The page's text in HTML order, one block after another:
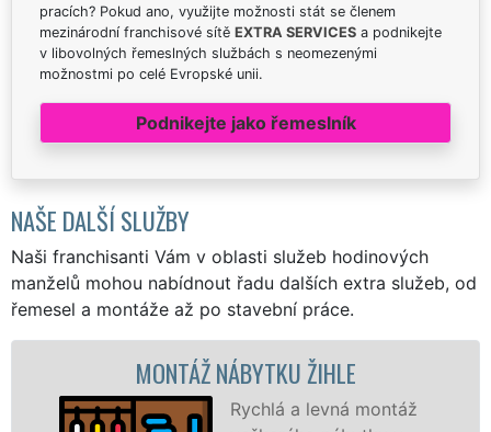
pracích? Pokud ano, využijte možnosti stát se členem
mezinárodní franchisové sítě EXTRA SERVICES a podnikejte
v libovolných řemeslných službách s neomezenými
možnostmi po celé Evropské unii.
Podnikejte jako řemeslník
NAŠE DALŠÍ SLUŽBY
Naši franchisanti Vám v oblasti služeb hodinových
manželů mohou nabídnout řadu dalších extra služeb, od
řemesel a montáže až po stavební práce.
MONTÁŽ NÁBYTKU ŽIHLE
Rychlá a levná montáž